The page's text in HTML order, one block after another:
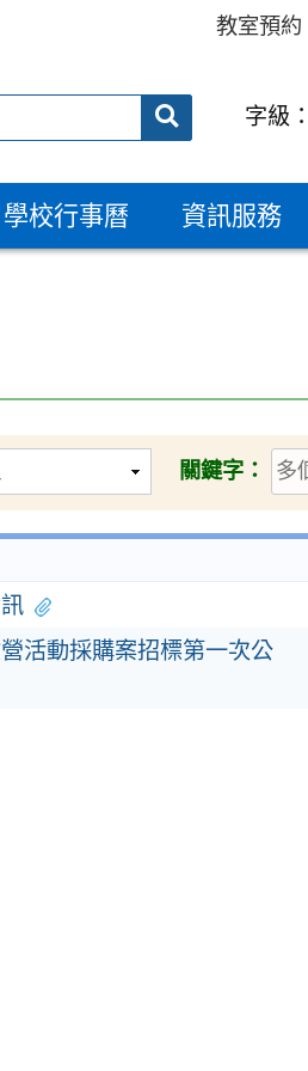
教室預約
送出 字級：
學校行事曆 資訊服務
關鍵字：
活動採購案招標第一次公